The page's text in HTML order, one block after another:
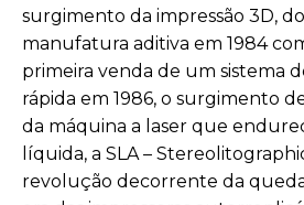
surgimento da impressão 3D,
manufatura aditiva em 1984
primeira venda de um sistema
rápida em 1986, o surgimento
da máquina a laser que
líquida, a SLA –
revolução decorrente da